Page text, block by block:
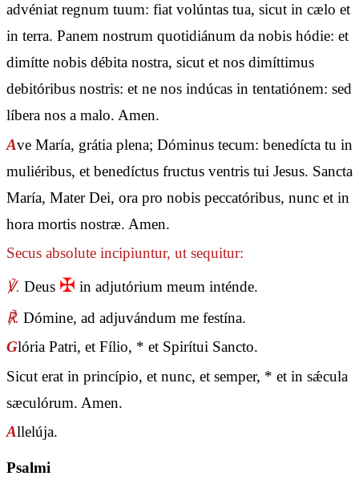
advéniat regnum tuum: fiat volúntas tua, sicut in cælo et
in terra. Panem nostrum quotidiánum da nobis hódie: et
dimítte nobis débita nostra, sicut et nos dimíttimus
debitóribus nostris: et ne nos indúcas in tentatiónem: sed
líbera nos a malo. Amen.
Ave María, grátia plena; Dóminus tecum: benedícta tu in
muliéribus, et benedíctus fructus ventris tui Jesus. Sancta
María, Mater Dei, ora pro nobis peccatóribus, nunc et in
hora mortis nostræ. Amen.
Secus absolute incipiuntur, ut sequitur:
℣. Deus ✠ in adjutórium meum inténde.
℟. Dómine, ad adjuvándum me festína.
Glória Patri, et Fílio, * et Spirítui Sancto.
Sicut erat in princípio, et nunc, et semper, * et in sǽcula
sæculórum. Amen.
Allelúja.
Psalmi